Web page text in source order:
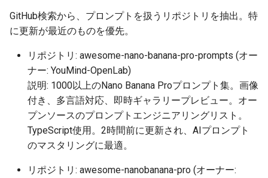
2026-04-21
2026-04-19
2026-04-18
2026-04-17
2026-04-16
2025-10-06
2025-10-04
2025-10-03
2025-10-02
2025-10-01
2026-04-21
2026-04-19
2026-04-18
2026-04-17
2026-04-16
2025-10-06
2025-10-04
2025-10-03
2025-10-02
2025-10-01
2025-10-06
2025-10-05
2025-10-04
2025-10-03
2025-10-02
2025-10-01
2026-04-17
2026-04-15
2026-04-14
2026-04-13
2026-04-12
2025-10-06
2025-10-04
2025-10-03
2025-10-02
2025-10-01
GitHub検索から、プロンプトを扱うリポジトリを抽出。特
に更新が最近のものを優先。
リポジトリ: awesome-nano-banana-pro-prompts (オー
ナー: YouMind-OpenLab)
説明: 1000以上のNano Banana Proプロンプト集。画像
付き、多言語対応、即時ギャラリープレビュー。オー
プンソースのプロンプトエンジニアリングリスト。
TypeScript使用。2時間前に更新され、AIプロンプト
のマスタリングに最適。
リポジトリ: awesome-nanobanana-pro (オーナー: